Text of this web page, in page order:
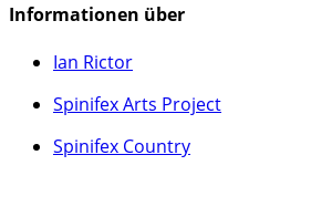
Informationen über
Ian Rictor
Spinifex Arts Project
Spinifex Country